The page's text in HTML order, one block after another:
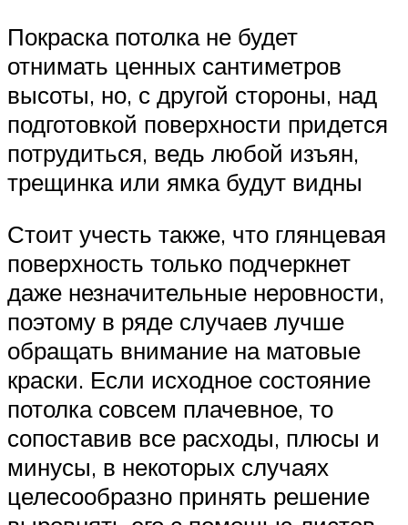
Покраска потолка не будет
отнимать ценных сантиметров
высоты, но, с другой стороны, над
подготовкой поверхности придется
потрудиться, ведь любой изъян,
трещинка или ямка будут видны
Стоит учесть также, что глянцевая
поверхность только подчеркнет
даже незначительные неровности,
поэтому в ряде случаев лучше
обращать внимание на матовые
краски. Если исходное состояние
потолка совсем плачевное, то
сопоставив все расходы, плюсы и
минусы, в некоторых случаях
целесообразно принять решение